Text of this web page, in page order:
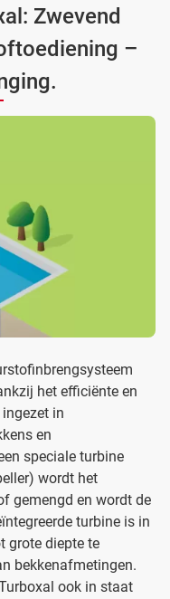
Zwevend
–
het efficiënte en
in
en
speciale turbine
wordt het
gemengd en wordt de
turbine is in
grote diepte te
bekkenafmetingen.
ook in staat